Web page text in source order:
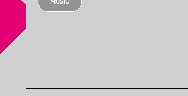
MUSIC